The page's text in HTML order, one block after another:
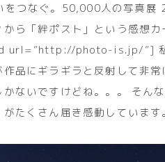
いをつなぐ。50,000人の写真
ら「絆ポスト」という感想
url=”http://photo-is.jp/”] 私
品にギラギラと反射して非
ないですけどね。。。 そん
たくさん届き感動していま